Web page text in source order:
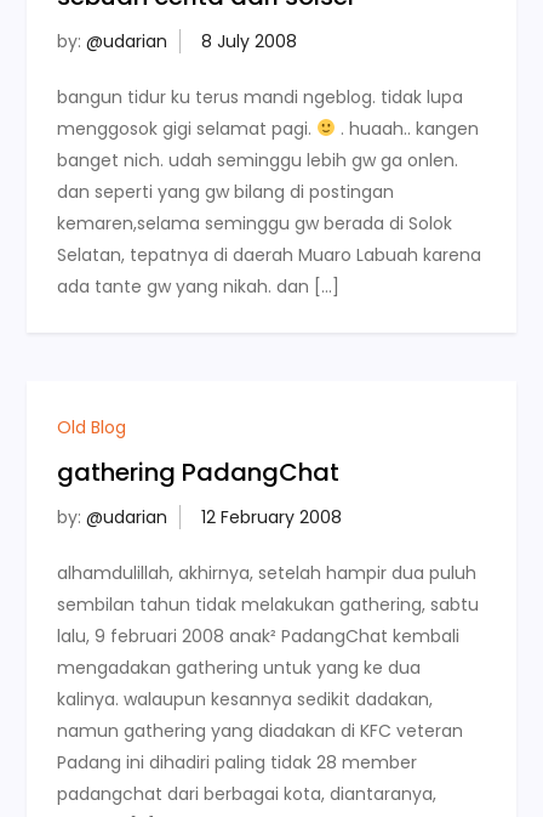
by:@udarian
bangun tidur ku terus mandi ngeblog. tidak lupa
menggosok gigi selamat pagi.
. huaah.. kangen
banget nich. udah seminggu lebih gw ga onlen.
dan seperti yang gw bilang di postingan
kemaren,selama seminggu gw berada di Solok
Selatan, tepatnya di daerah Muaro Labuah karena
ada tante gw yang nikah. dan […]
Old Blog
gathering PadangChat
by:@udarian
alhamdulillah, akhirnya, setelah hampir dua puluh
sembilan tahun tidak melakukan gathering, sabtu
lalu, 9 februari 2008 anak² PadangChat kembali
mengadakan gathering untuk yang ke dua
kalinya. walaupun kesannya sedikit dadakan,
namun gathering yang diadakan di KFC veteran
Padang ini dihadiri paling tidak 28 member
padangchat dari berbagai kota, diantaranya,